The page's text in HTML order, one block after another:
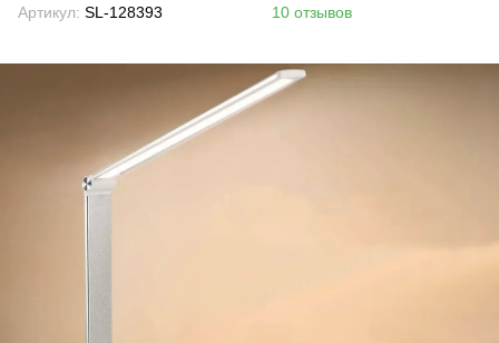
Артикул: SL-128393 10 отзывов